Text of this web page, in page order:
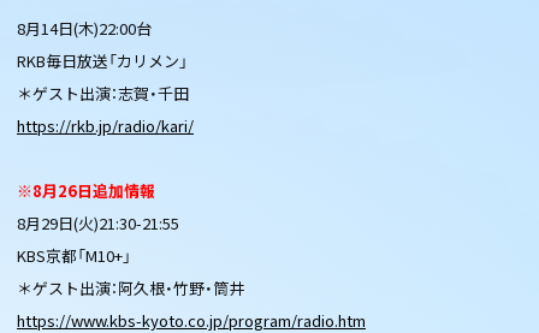
8月14日(木)22:00台
RKB毎日放送「カリメン」
＊ゲスト出演：志賀・千田
https://rkb.jp/radio/kari/
※8月26日追加情報
8月29日(火)21:30-21:55
KBS京都「M10+」
＊ゲスト出演：阿久根・竹野・筒井
https://www.kbs-kyoto.co.jp/program/radio.htm